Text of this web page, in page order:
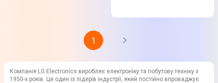
1
Компанія LG Electronics виробляє електроніку та побутову техніку з
1950-х років. Це один із лідерів індустрії, який постійно впроваджує